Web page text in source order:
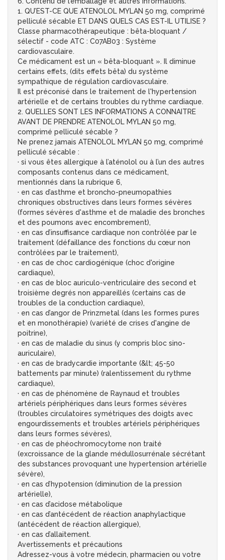
1. QU’EST-CE QUE ATENOLOL MYLAN 50 mg, comprimé
pelliculé sécable ET DANS QUELS CAS EST-IL UTILISE ?
Classe pharmacothérapeutique : bêta-bloquant /
sélectif - code ATC : C07AB03 : Système
cardiovasculaire.
Ce médicament est un « bêta-bloquant ». Il diminue
certains effets, (dits effets bêta) du système
sympathique de régulation cardiovasculaire.
Il est préconisé dans le traitement de l'hypertension
artérielle et de certains troubles du rythme cardiaque.
2. QUELLES SONT LES INFORMATIONS A CONNAITRE
AVANT DE PRENDRE ATENOLOL MYLAN 50 mg,
comprimé pelliculé sécable ?
Ne prenez jamais ATENOLOL MYLAN 50 mg, comprimé
pelliculé sécable :
· si vous êtes allergique à l’aténolol ou à l’un des autres
composants contenus dans ce médicament,
mentionnés dans la rubrique 6,
· en cas d’asthme et broncho-pneumopathies
chroniques obstructives dans leurs formes sévères
(formes sévères d'asthme et de maladie des bronches
et des poumons avec encombrement),
· en cas d’insuffisance cardiaque non contrôlée par le
traitement (défaillance des fonctions du cœur non
contrôlées par le traitement),
· en cas de choc cardiogénique (choc d'origine
cardiaque),
· en cas de bloc auriculo-ventriculaire des second et
troisième degrés non appareillés (certains cas de
troubles de la conduction cardiaque),
· en cas d’angor de Prinzmetal (dans les formes pures
et en monothérapie) (variété de crises d'angine de
poitrine),
· en cas de maladie du sinus (y compris bloc sino-
auriculaire),
· en cas de bradycardie importante (&lt; 45-50
battements par minute) (ralentissement du rythme
cardiaque),
· en cas de phénomène de Raynaud et troubles
artériels périphériques dans leurs formes sévères
(troubles circulatoires symétriques des doigts avec
engourdissements et troubles artériels périphériques
dans leurs formes sévères),
· en cas de phéochromocytome non traité
(excroissance de la glande médullosurrénale sécrétant
des substances provoquant une hypertension artérielle
sévère),
· en cas d’hypotension (diminution de la pression
artérielle),
· en cas d’acidose métabolique
· en cas d’antécédent de réaction anaphylactique
(antécédent de réaction allergique),
· en cas d’allaitement.
Avertissements et précautions
Adressez-vous à votre médecin, pharmacien ou votre